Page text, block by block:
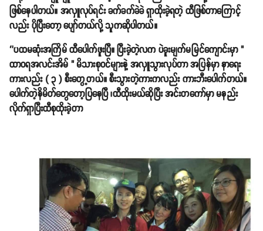
ဖြစ်နေပါတယ်။ အလှူလုပ်ရင်း ခက်ခက်ခဲခဲ ရှာထိုးခဲ့ရတဲ့ ထီဖြစ်တာကြောင့်
လည်း ပိုပြီးတော့ ပျော်တယ်လို့ သူကဆိုပါတယ်။
‘’ပထမဆုံးအကြိမ် ထီပေါက်ဖူးပြီ။ ပြီးခဲ့တဲ့လက ပဲခူးမျက်မမြင်ကျောင်းမှာ "
ထာဝရအလင်းအိမ် " မိသားစုဝင်များနဲ့ အလှူသွားလုပ်တာ အပြန်မှာ နာရေး
ကားလည်း ( ၃ ) စီးတွေ့တယ်။ စီးသွားတဲ့ကားကလည်း ကားဘီးပေါက်တယ်။
ပေါက်တဲ့နိမိတ်တွေတော့ပြနေပြီ ၊ထီထိုးမယ်ဆိုပြီး အင်းတကော်မှာ မနည်း
လိုက်ရှာပြီးထီစုထိုးခဲ့တာငါးသောင်းဆု သုံးဆု " ၁၅၀,၀၀၀ " ပေါက်တယ်လေ။’’